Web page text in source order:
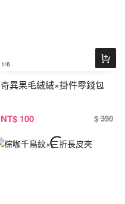
1/6
奇異果毛絨絨×掛件零錢包
NT$ 100 $ 390